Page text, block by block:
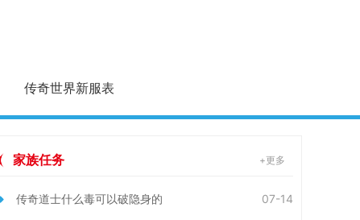
传奇世界新服表
家族任务 +更多
传奇道士什么毒可以破隐身的 07-14